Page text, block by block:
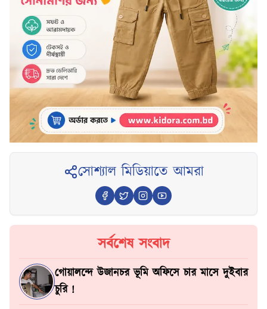
সোশ্যাল মিডিয়াতে আমরা
সর্বশেষ সংবাদ
গোয়ালন্দে উজানচর ভূমি অফিসে চার মাসে দুইবার
চুরি !